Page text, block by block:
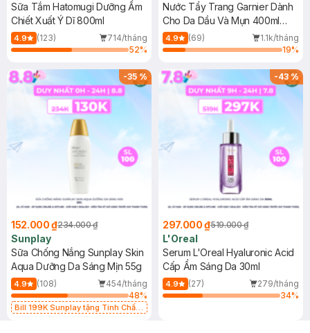
Sữa Tắm Hatomugi Dưỡng Ẩm
Chiết Xuất Ý Dĩ 800ml
4.9 (123)
714/tháng
52%
Nước Tẩy Trang Garnier Dành
Cho Da Dầu Và Mụn 400ml
(Mới)
4.9 (69)
1.1k/tháng
19%
-35%
152.000 ₫234.000 ₫
Sunplay
Sữa Chống Nắng Sunplay Skin
Aqua Dưỡng Da Sáng Mịn 55g
4.9 (108)
454/tháng
48%
Bill 199K Sunplay tặng Tinh Chất
-43%
297.000 ₫519.000 ₫
L'Oreal
Serum L'Oreal Hyaluronic Acid
Cấp Ẩm Sáng Da 30ml
4.9 (27)
279/tháng
34%